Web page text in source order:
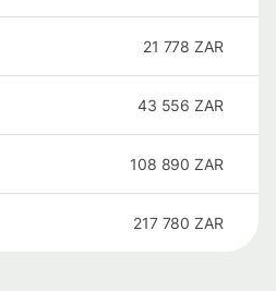
21 778 ZAR
43 556 ZAR
108 890 ZAR
217 780 ZAR